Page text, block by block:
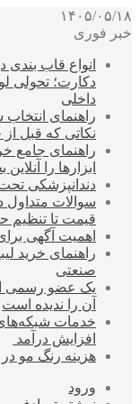
۱۴۰۵/۰۵/۱۸
خبر فوری
انواع قاب بندی
دکارت؛ تحولی
داخلی
راهنمای
نکاتی که قبل از
راهنمای جامع
ابزارها را
دندانپزشکی
سوالات متداول
قیمت تا
اهمیت آگهی
راهنمای خرید
صنعتی
یک عضو رسمی
آن را ندیده است
افزایش درآمد
هزینه رنگ مو
ورود